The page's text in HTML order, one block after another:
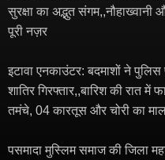
सुरक्षा का अद्भुत
पूरी नज़र
इटावा एनकाउंटर: बदमाशों ने पुलिस
शातिर गिरफ्तार,,बारिश की रात
तमंचे, 04 कारतूस और चोरी का
पसमादा मुस्लिम समाज की जिला